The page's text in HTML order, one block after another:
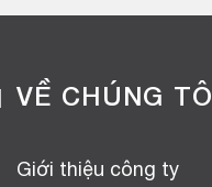
VỀ CHÚNG TÔI
Giới thiệu công ty